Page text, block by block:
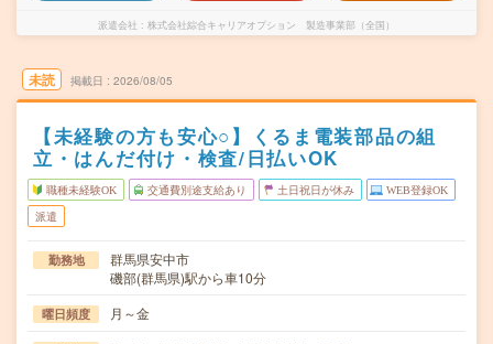
派遣会社 株式会社綜合キャリアオプション 製造事業部（全国）
未読 掲載日 2026/08/05
【未経験の方も安心○】くるま電装部品の組
立・はんだ付け・検査/日払いOK
職種未経験OK 交通費別途支給あり 土日祝日が休み WEB登録OK
派遣
勤務地
群馬県安中市
磯部(群馬県)駅から車10分
曜日頻度 月～金